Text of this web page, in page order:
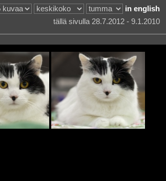
in english
tällä sivulla 28.7.2012 - 9.1.2010